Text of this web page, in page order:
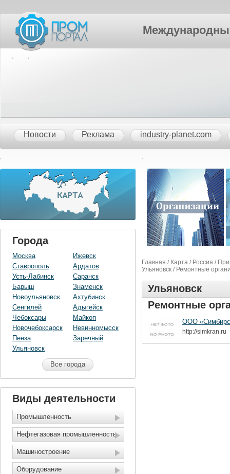
Международный
Новости Реклама industry-planet.com
Города
Москва
Ставрополь
Усть-Лабинск
Барыш
Новоульяновск
Сенгилей
Чебоксары
Новочебоксарск
Пенза
Ульяновск
Ижевск
Ардатов
Саранск
Знаменск
Ахтубинск
Адыгейск
Майкоп
Невинномысск
Заречный
Все города
Виды деятельности
Промышленность
Нефтегазовая промышленность
Машиностроение
Оборудование
Главная / Карта / Россия /
Ульяновск / Ремонтные
Ульяновск
Ремонтные
ООО
http://simkran.ru